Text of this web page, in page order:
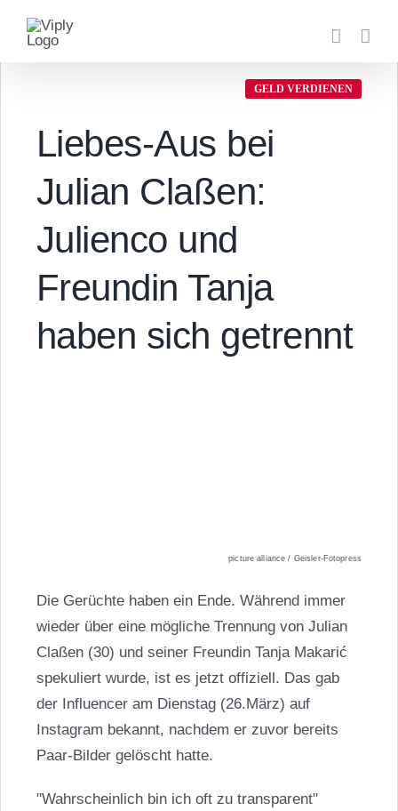
Inhalt
springen
GELD VERDIENEN
Liebes-Aus bei
Julian Claßen:
Julienco und
Freundin Tanja
haben sich getrennt
picture alliance / Geisler-Fotopress
Die Gerüchte haben ein Ende. Während immer
wieder über eine mögliche Trennung von Julian
Claßen (30) und seiner Freundin Tanja Makarić
spekuliert wurde, ist es jetzt offiziell. Das gab
der Influencer am Dienstag (26.März) auf
Instagram bekannt, nachdem er zuvor bereits
Paar-Bilder gelöscht hatte.
"Wahrscheinlich bin ich oft zu transparent"